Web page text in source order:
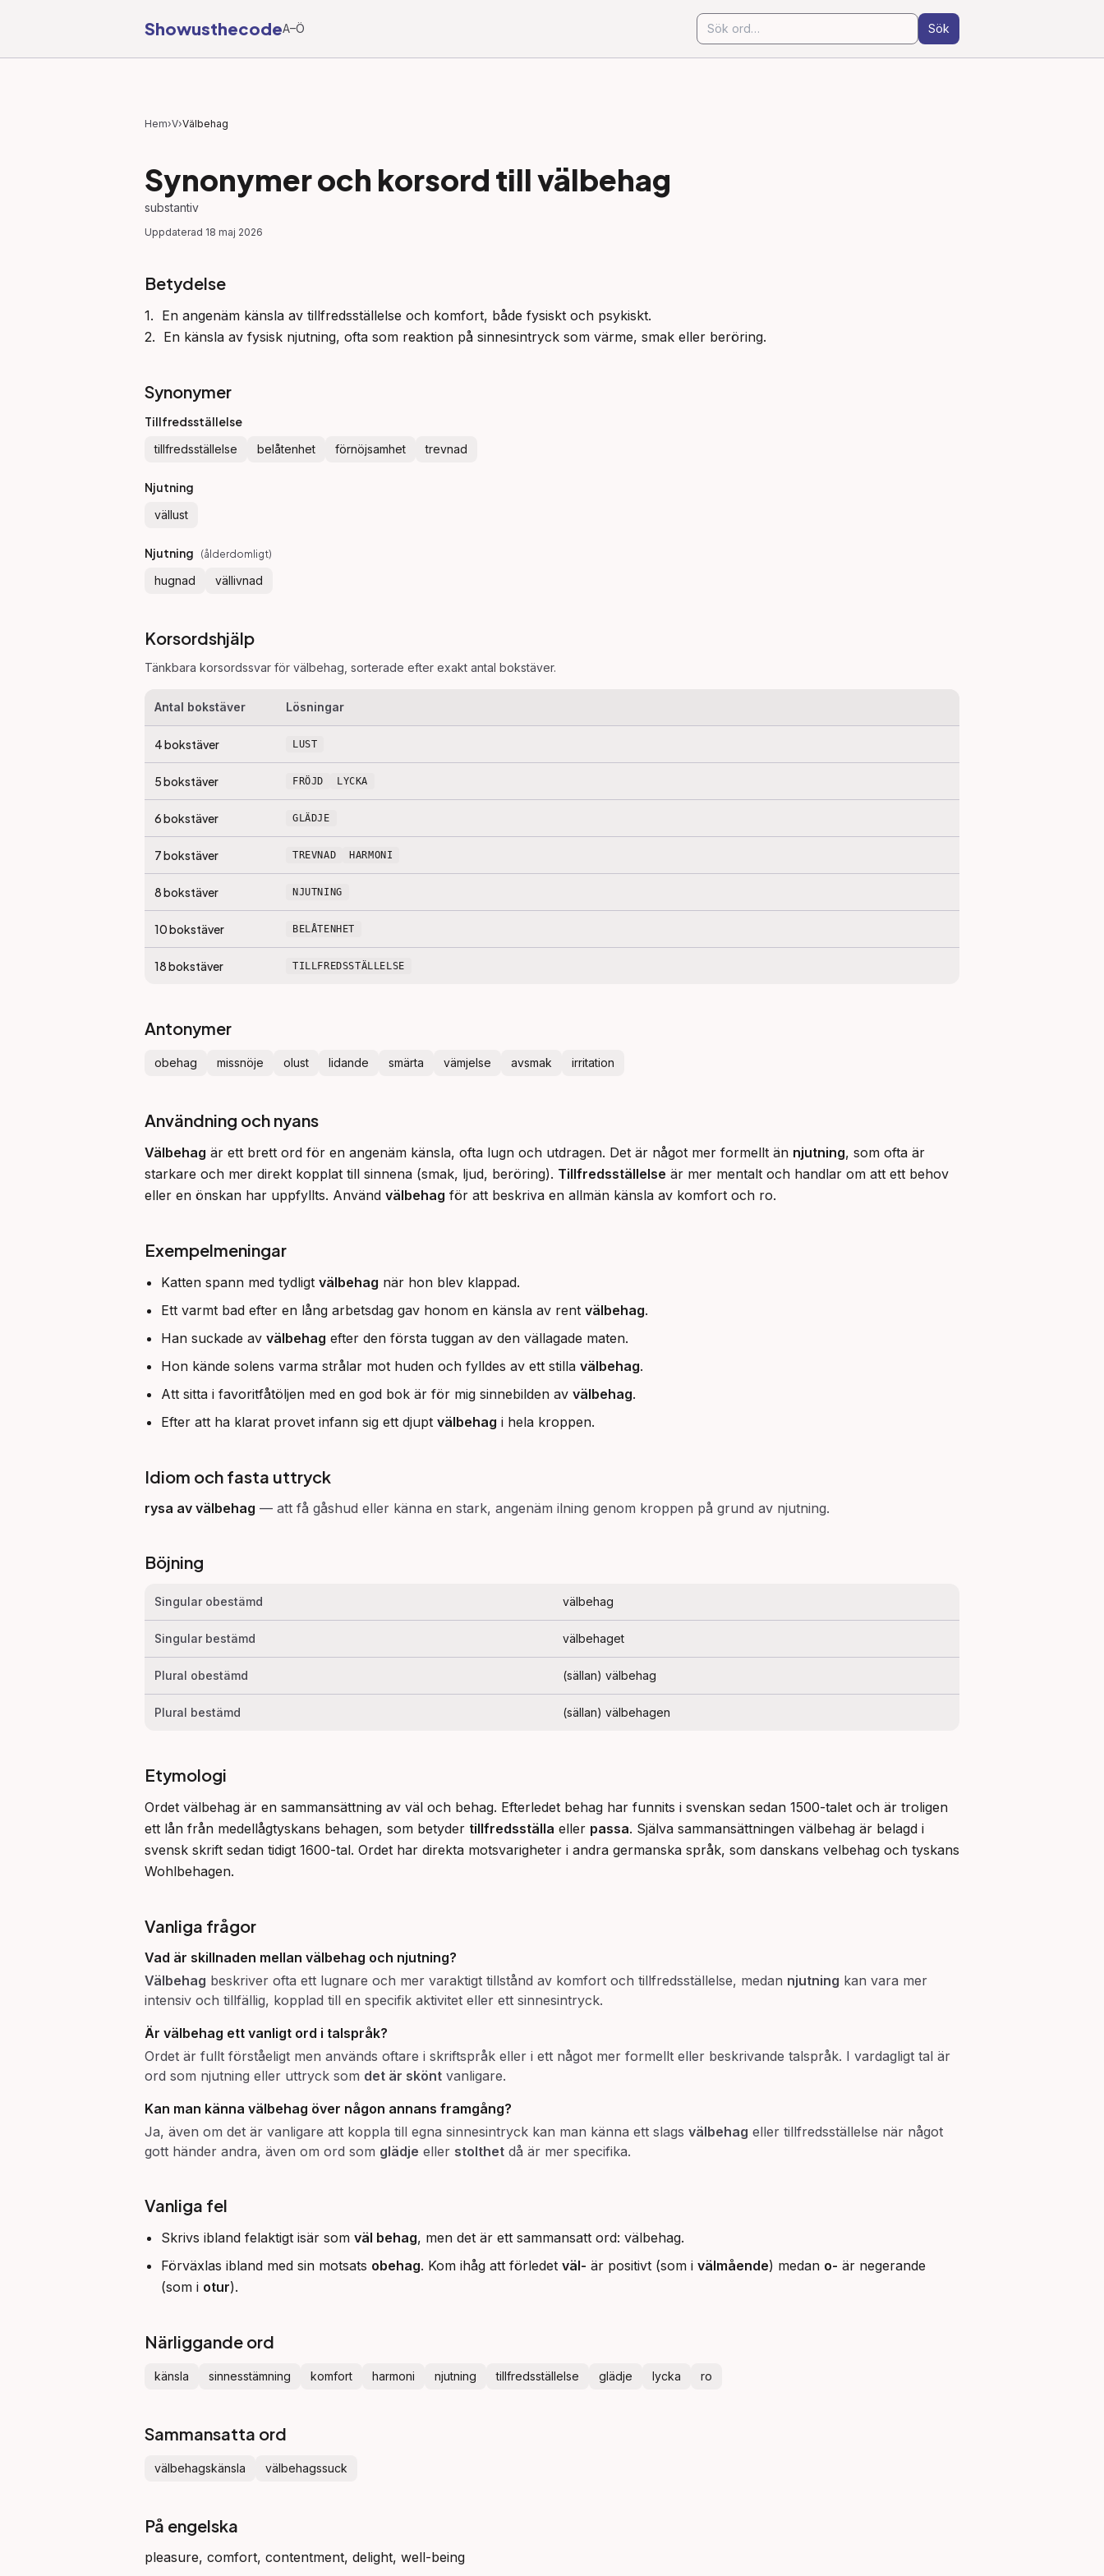
ShowusthecodeA–Ö Sök
Hem›V›Välbehag
Synonymer och korsord tillvälbehag
substantiv
Uppdaterad 18 maj 2026
Betydelse
1.  En angenäm känsla av tillfredsställelse och komfort, både fysiskt och psykiskt.
2.  En känsla av fysisk njutning, ofta som reaktion på sinnesintryck som värme, smak eller beröring.
Synonymer
Tillfredsställelse
tillfredsställelse belåtenhet förnöjsamhet trevnad
Njutning
vällust
Njutning (ålderdomligt)
hugnad vällivnad
Korsordshjälp
Tänkbara korsordssvar för välbehag , sorterade efter exakt antal bokstäver.
Antal bokstäver Lösningar
4bokstäver LUST
5bokstäver FRÖJD LYCKA
6bokstäver GLÄDJE
7bokstäver TREVNAD HARMONI
8bokstäver NJUTNING
10bokstäver BELÅTENHET
18bokstäver TILLFREDSSTÄLLELSE
Antonymer
obehag missnöje olust lidande smärta vämjelse avsmak irritation
Användning och nyans
Välbehag är ett brett ord för en angenäm känsla, ofta lugn och utdragen. Det är något mer formellt än njutning, som ofta är
starkare och mer direkt kopplat till sinnena (smak, ljud, beröring). Tillfredsställelse är mer mentalt och handlar om att ett behov
eller en önskan har uppfyllts. Använd välbehag för att beskriva en allmän känsla av komfort och ro.
Exempelmeningar
Katten spann med tydligt välbehag när hon blev klappad.
Ett varmt bad efter en lång arbetsdag gav honom en känsla av rent välbehag.
Han suckade av välbehag efter den första tuggan av den vällagade maten.
Hon kände solens varma strålar mot huden och fylldes av ett stilla välbehag.
Att sitta i favoritfåtöljen med en god bok är för mig sinnebilden av välbehag.
Efter att ha klarat provet infann sig ett djupt välbehag i hela kroppen.
Idiom och fasta uttryck
rysa av välbehag — att få gåshud eller känna en stark, angenäm ilning genom kroppen på grund av njutning.
Böjning
Singular obestämd välbehag
Singular bestämd välbehaget
Plural obestämd (sällan) välbehag
Plural bestämd (sällan) välbehagen
Etymologi
Ordet välbehag är en sammansättning av väl och behag. Efterledet behag har funnits i svenskan sedan 1500-talet och är troligen
ett lån från medellågtyskans behagen, som betyder tillfredsställa eller passa. Själva sammansättningen välbehag är belagd i
svensk skrift sedan tidigt 1600-tal. Ordet har direkta motsvarigheter i andra germanska språk, som danskans velbehag och tyskans
Wohlbehagen.
Vanliga frågor
Vad är skillnaden mellan välbehag och njutning?
Välbehag beskriver ofta ett lugnare och mer varaktigt tillstånd av komfort och tillfredsställelse, medan njutning kan vara mer
intensiv och tillfällig, kopplad till en specifik aktivitet eller ett sinnesintryck.
Är välbehag ett vanligt ord i talspråk?
Ordet är fullt förståeligt men används oftare i skriftspråk eller i ett något mer formellt eller beskrivande talspråk. I vardagligt tal är
ord som njutning eller uttryck som det är skönt vanligare.
Kan man känna välbehag över någon annans framgång?
Ja, även om det är vanligare att koppla till egna sinnesintryck kan man känna ett slags välbehag eller tillfredsställelse när något
gott händer andra, även om ord som glädje eller stolthet då är mer specifika.
Vanliga fel
Skrivs ibland felaktigt isär som väl behag, men det är ett sammansatt ord: välbehag.
Förväxlas ibland med sin motsats obehag. Kom ihåg att förledet väl- är positivt (som i välmående) medan o- är negerande
(som i otur).
Närliggande ord
känsla sinnesstämning komfort harmoni njutning tillfredsställelse glädje lycka ro
Sammansatta ord
välbehagskänsla välbehagssuck
På engelska
pleasure, comfort, contentment, delight, well-being